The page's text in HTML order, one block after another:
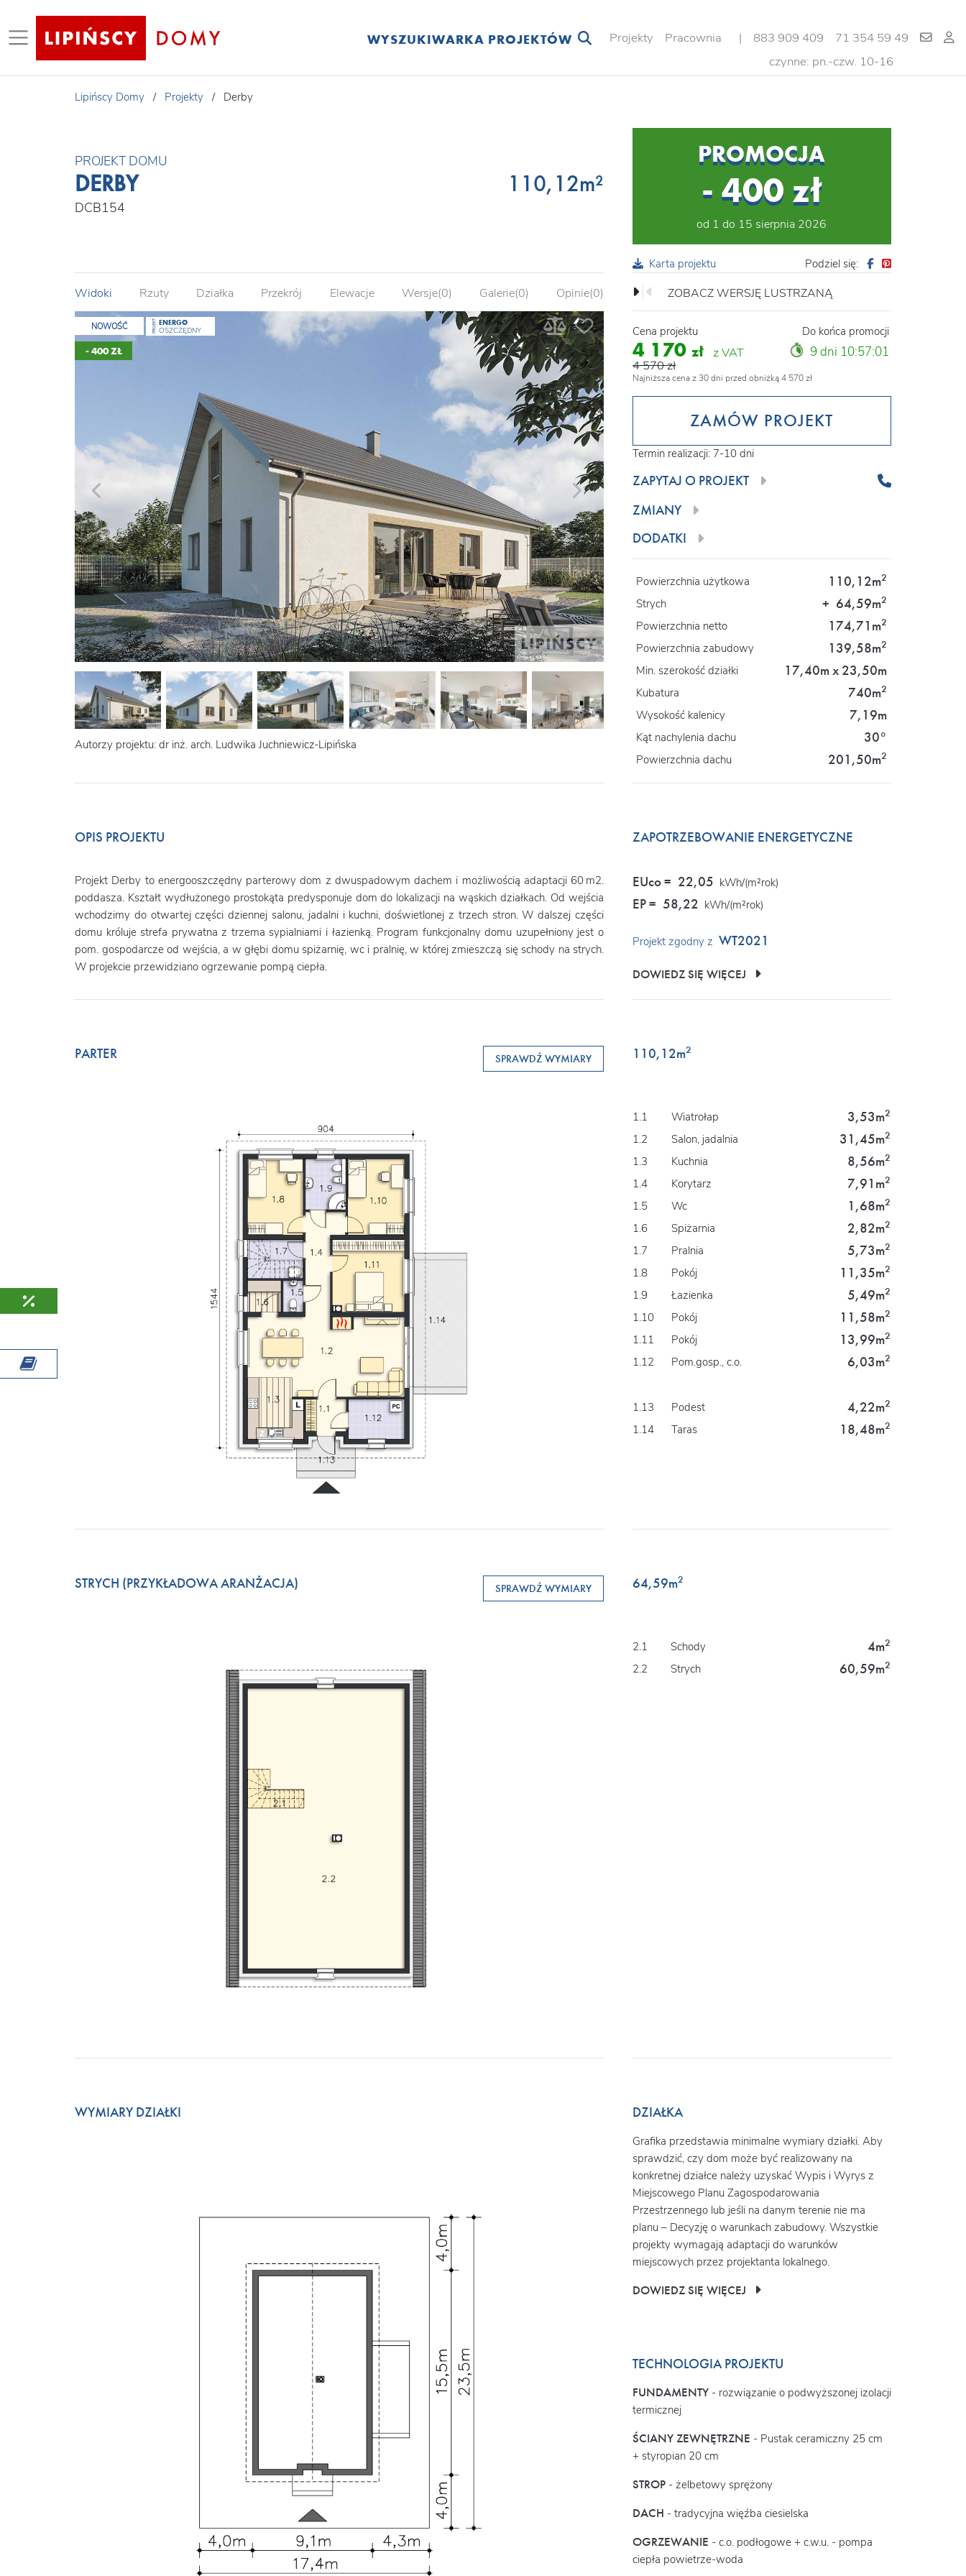
WYSZUKIWARKA PROJEKTÓW Projekty Pracownia | 883 909 409
71 354 59 49
czynne: pn.-czw. 10-16
Lipińscy Domy / Projekty / Derby
PROJEKT DOMU
DERBY 110,12m²
DCB154
PROMOCJA
- 400 zł
od 1 do 15 sierpnia 2026
Karta projektu Podziel się:
Widoki Rzuty Działka Przekrój Elewacje Wersje(0) Galerie(0) Opinie(0) ZOBACZ WERSJĘ LUSTRZANĄ
NOWOŚĆ PROJEKT ENERGO
OSZCZĘDNY
- 400 ZŁ
Autorzy projektu: dr inż. arch. Ludwika Juchniewicz-Lipińska
Cena projektu
4 170 zł z VAT
4 570 zł
Do końca promocji
9 dni 10:57:00
Najniższa cena z 30 dni przed obniżką 4 570 zł
ZAMÓW PROJEKT
Termin realizacji: 7-10 dni
ZAPYTAJ O PROJEKT
ZMIANY
DODATKI
Powierzchnia użytkowa 110,12m2
Strych + 64,59m2
Powierzchnia netto 174,71m2
Powierzchnia zabudowy 139,58m2
Min. szerokość działki 17,40m x 23,50m
Kubatura 740m2
Wysokość kalenicy 7,19m
Kąt nachylenia dachu 30°
Powierzchnia dachu 201,50m2
OPIS PROJEKTU
Projekt Derby to energooszczędny parterowy dom z dwuspadowym dachem i możliwością adaptacji 60 m2.
poddasza. Kształt wydłużonego prostokąta predysponuje dom do lokalizacji na wąskich działkach. Od wejścia
wchodzimy do otwartej części dziennej salonu, jadalni i kuchni, doświetlonej z trzech stron. W dalszej części
domu króluje strefa prywatna z trzema sypialniami i łazienką. Program funkcjonalny domu uzupełniony jest o
pom. gospodarcze od wejścia, a w głębi domu spiżarnię, wc i pralnię, w której zmieszczą się schody na strych.
W projekcie przewidziano ogrzewanie pompą ciepła.
ZAPOTRZEBOWANIE ENERGETYCZNE
EUco = 22,05 kWh/(m²rok)
EP = 58,22 kWh/(m²rok)
Projekt zgodny z WT2021
DOWIEDZ SIĘ WIĘCEJ
PARTER SPRAWDŹ WYMIARY 110,12m2
1.1 Wiatrołap 3,53m2
1.2 Salon, jadalnia 31,45m2
1.3 Kuchnia 8,56m2
1.4 Korytarz 7,91m2
1.5 Wc 1,68m2
1.6 Spiżarnia 2,82m2
1.7 Pralnia 5,73m2
1.8 Pokój 11,35m2
1.9 Łazienka 5,49m2
1.10 Pokój 11,58m2
1.11 Pokój 13,99m2
1.12 Pom.gosp., c.o. 6,03m2
1.13 Podest 4,22m2
1.14 Taras 18,48m2
STRYCH (PRZYKŁADOWA ARANŻACJA) SPRAWDŹ WYMIARY 64,59m2
2.1 Schody 4m2
2.2 Strych 60,59m2
WYMIARY DZIAŁKI DZIAŁKA
Grafika przedstawia minimalne wymiary działki. Aby
sprawdzić, czy dom może być realizowany na
konkretnej działce należy uzyskać Wypis i Wyrys z
Miejscowego Planu Zagospodarowania
Przestrzennego lub jeśli na danym terenie nie ma
planu – Decyzję o warunkach zabudowy. Wszystkie
projekty wymagają adaptacji do warunków
miejscowych przez projektanta lokalnego.
DOWIEDZ SIĘ WIĘCEJ
TECHNOLOGIA PROJEKTU
FUNDAMENTY - rozwiązanie o podwyższonej izolacji
termicznej
ŚCIANY ZEWNĘTRZNE - Pustak ceramiczny 25 cm
+ styropian 20 cm
STROP - żelbetowy sprężony
DACH - tradycyjna więźba ciesielska
OGRZEWANIE - c.o. podłogowe + c.w.u. - pompa
ciepła powietrze-woda